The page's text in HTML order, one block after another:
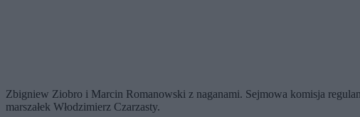
Zbigniew Ziobro i Marcin Romanowski z naganami. Sejmowa komisja
marszałek Włodzimierz Czarzasty.